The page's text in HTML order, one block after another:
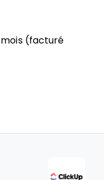
(facturé